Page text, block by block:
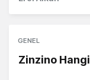
GENEL
Zinzino